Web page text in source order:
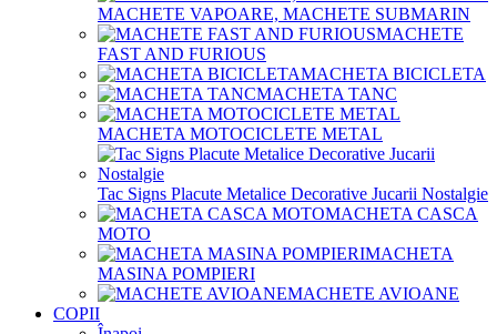
MACHETE VAPOARE, MACHETE SUBMARIN
MACHETE
FAST AND FURIOUS
MACHETA BICICLETA
MACHETA TANC
MACHETA MOTOCICLETE METAL
Tac Signs Placute Metalice Decorative Jucarii Nostalgie
MACHETA CASCA
MOTO
MACHETA
MASINA POMPIERI
MACHETE AVIOANE
COPII